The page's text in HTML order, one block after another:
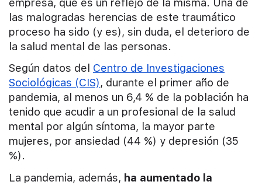
empresa, que es un reflejo de la misma. Una de
las malogradas herencias de este traumático
proceso ha sido (y es), sin duda, el deterioro de
la salud mental de las personas.
Según datos del Centro de Investigaciones
Sociológicas (CIS), durante el primer año de
pandemia, al menos un 6,4 % de la población ha
tenido que acudir a un profesional de la salud
mental por algún síntoma, la mayor parte
mujeres, por ansiedad (44 %) y depresión (35
%).
La pandemia, además, ha aumentado la